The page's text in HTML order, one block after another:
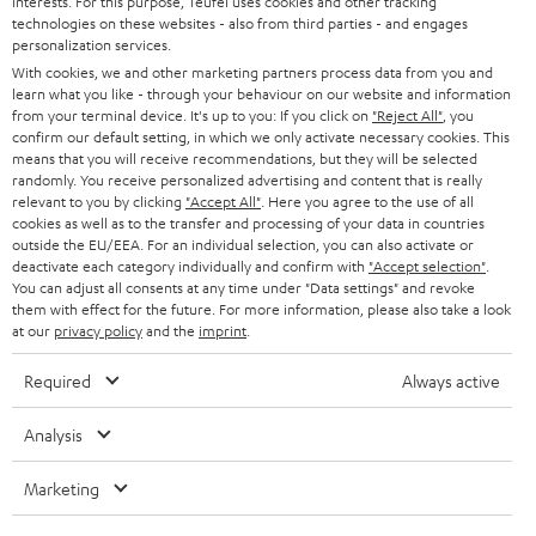
d
u
n
g
SOUNDBARS
STEREO
SMART HOME
BLUETOOTH-LAUTSPRECHER
KOPFHÖRER
BLUETOOTH-KOPFHÖRER
LAUTSPRECHER
ULTIMA-SERIE
IN-EAR-KOPFHÖRER
SUPPORT
PRESSE & MARKETING
GESCHÄFTSKUNDEN
PARTNERPROGRAMM
BLOG
NEWSLETTER
STORES
DEINE VORTEILE BEI TEUFEL
TEUFEL STORY
Teufel Onlineshops
DEUTSCHLAND
ÖSTERREICH
SCHWEIZ
NIEDERLANDE
BELGIEN
POLEN
Technische Änderungen, Tippfehler und Irrtum vorbehalten. Das auf unseren
technologies on these websites - also from third parties - and engages
personalization services.
With cookies, we and other marketing partners process data from you and
learn what you like - through your behaviour on our website and information
from your terminal device. It's up to you: If you click on "Reject All" , you
confirm our default setting, in which we only activate necessary cookies. This
means that you will receive recommendations, but they will be selected
randomly. You receive personalized advertising and content that is really
relevant to you by clicking "Accept All" . Here you agree to the use of all
cookies as well as to the transfer and processing of your data in countries
outside the EU/EEA. For an individual selection, you can also activate or
deactivate each category individually and confirm with "Accept selection"
You can adjust all consents at any time under "Data settings" and revoke
them with effect for the future. For more information, please also take a look
at our privacy policyand the imprint
Required Always active
Analysis
Marketing